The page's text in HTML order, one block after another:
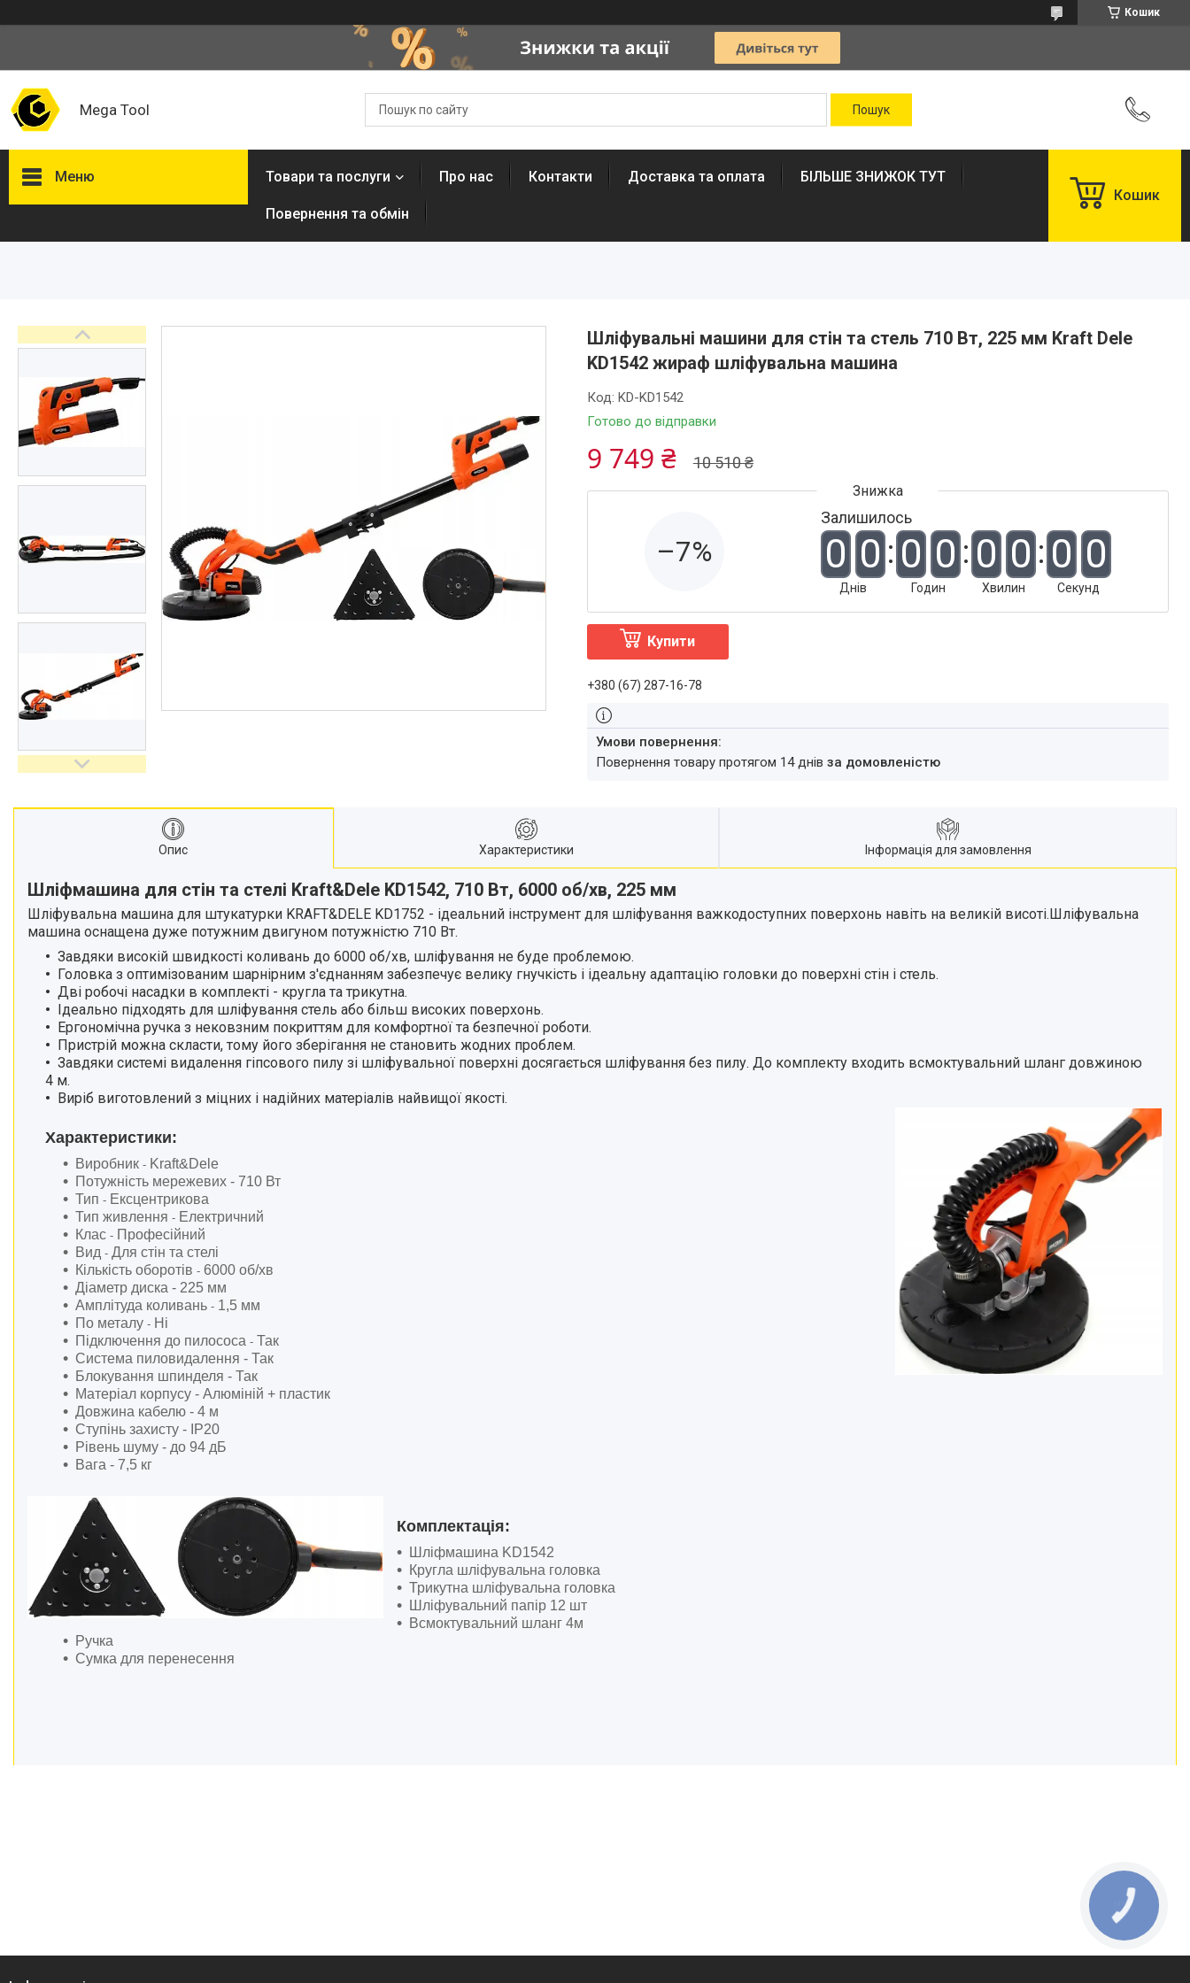
Кошик
Mega Tool
Меню
Енергозабезпечення
обладнання
Засоби індивідуального
захисту нов
Двигуни бензинові
Набори гайкових ключів
Зварювальне обладнання
Автотовари
Автоаксесуари
Рукоятки з храповим
механізмом (тріскачки)
матеріалів
Зварювальні апарати
Тримери електричні
Розхідні матеріали
Аксесуари та комплектуючі
для інструментів
Обладання для складів
Агротехніка
Велосипеди
Витратні матеріали
Бензоінструменти.
Ручний інструмент.
Компресори та
пневмоінструменти.
Автотовари.
Дім і сад.
Розхідні матеріали й
приналежності
Ящики, сумки, пояси для
інструментів
Стійки для гаражного
зберігання
Металошукачі і детектори
Інші товари
Обладання для складів
Аксесуари та комплектуючі
для інструментів
автозаправних станцій
Пневматичні пістолети
Каталог товарів
Загальне
Ручний інструмент
Садова техніка та інструменти
Крани гаражні гідравлічні
Траверса для вивішування
Зварювальне обладнання та
Товари та послуги Про нас Контакти Доставка та оплата БІЛЬШЕ ЗНИЖОК ТУТ
Повернення та обмін
Кошик
Шліфувальні машини для стін та стель 710 Вт, 225 мм Kraft Dele
KD1542 жираф шліфувальна машина
Готово до відправки
Код: KD-KD1542
10 510 ₴
9 749 ₴
–7%
Залишилось
0 0
Днів
0 0
Годин
0 0
Хвилин
0 0
Секунд
Купити
+380 (67) 287-16-78
повернення товару протягом 14 днів за домовленістю
Опис Характеристики Інформація для замовлення
Шліфмашина для стін та стелі Kraft&Dele KD1542, 710 Вт, 6000 об/хв, 225 мм
Шліфувальна машина для штукатурки KRAFT&DELE KD1752 - ідеальний інструмент для шліфування важкодоступних поверхонь навіть на великій висоті.Шліфувальна
машина оснащена дуже потужним двигуном потужністю 710 Вт.
Завдяки високій швидкості коливань до 6000 об/хв, шліфування не буде проблемою.
Головка з оптимізованим шарнірним з'єднанням забезпечує велику гнучкість і ідеальну адаптацію головки до поверхні стін і стель.
Дві робочі насадки в комплекті - кругла та трикутна.
Ідеально підходять для шліфування стель або більш високих поверхонь.
Ергономічна ручка з нековзним покриттям для комфортної та безпечної роботи.
Пристрій можна скласти, тому його зберігання не становить жодних проблем.
Завдяки системі видалення гіпсового пилу зі шліфувальної поверхні досягається шліфування без пилу. До комплекту входить всмоктувальний шланг довжиною
4 м.
Виріб виготовлений з міцних і надійних матеріалів найвищої якості.
Характеристики:
Виробник - Kraft&Dele
Потужність мережевих - 710 Вт
Тип - Ексцентрикова
Тип живлення - Електричний
Клас - Професійний
Вид - Для стін та стелі
Кількість оборотів - 6000 об/хв
Діаметр диска - 225 мм
Амплітуда коливань - 1,5 мм
По металу - Ні
Підключення до пилососа - Так
Система пиловидалення - Так
Блокування шпинделя - Так
Матеріал корпусу - Алюміній + пластик
Довжина кабелю - 4 м
Ступінь захисту - IP20
Рівень шуму - до 94 дБ
Вага - 7,5 кг
Комплектація:
Шліфмашина KD1542
Кругла шліфувальна головка
Трикутна шліфувальна головка
Шліфувальний папір 12 шт
Всмоктувальний шланг 4м
Ручка
Сумка для перенесення
КНОПКА
ЗВ'ЯЗКУ